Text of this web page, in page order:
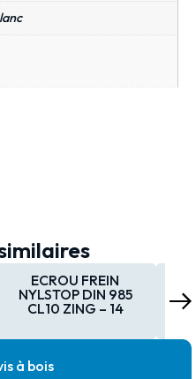
ECROU FREIN
NYLSTOP DIN 985
CL10 ZING – 14
à bois